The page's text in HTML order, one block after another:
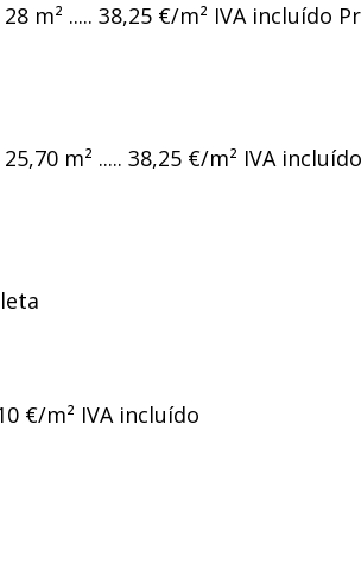
m² ..... 38,25 €/m² IVA incluído
m² ..... 38,25 €/m² IVA
€/m² IVA incluído